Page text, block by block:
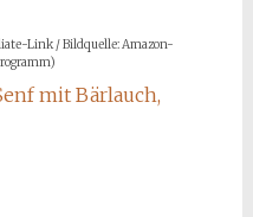
Link / Bildquelle: Amazon-
mit Bärlauch,